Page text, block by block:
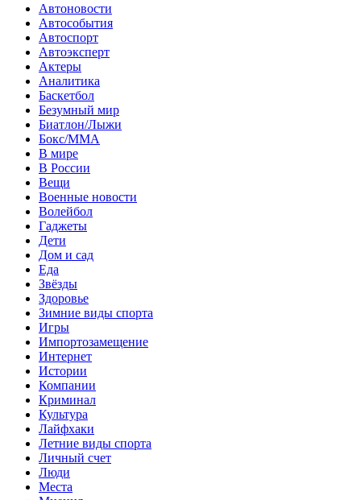
Автоновости
Автособытия
Автоспорт
Автоэксперт
Актеры
Аналитика
Баскетбол
Безумный мир
Биатлон/Лыжи
Бокс/MMA
В мире
В России
Вещи
Военные новости
Волейбол
Гаджеты
Дети
Дом и сад
Еда
Звёзды
Здоровье
Зимние виды спорта
Игры
Импортозамещение
Интернет
Истории
Компании
Криминал
Культура
Лайфхаки
Летние виды спорта
Личный счет
Люди
Места